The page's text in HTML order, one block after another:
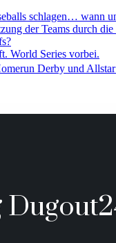
schlagen… wann
der Teams durch
World Series vorbei.
Derby und